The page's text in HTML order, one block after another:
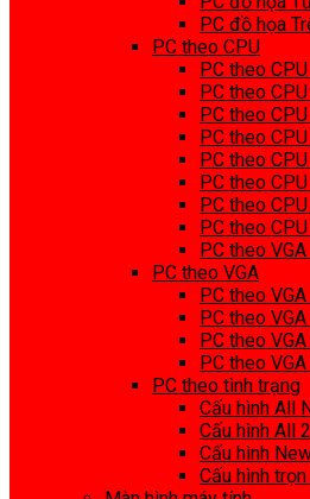
PC đồ họa
PC theo CPU
PC theo
PC theo
PC theo
PC theo
PC theo
PC theo
PC theo
PC theo
PC theo
PC theo VGA
PC theo
PC theo
PC theo
PC theo
PC theo tình trạng
Cấu hình All
Cấu hình All
Cấu hình
Cấu hình